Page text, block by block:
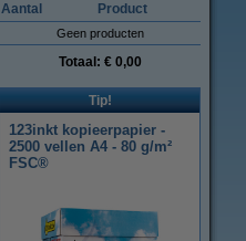
Aantal Product
Geen producten
Totaal: € 0,00
Tip!
123inkt kopieerpapier -
2500 vellen A4 - 80 g/m²
FSC®